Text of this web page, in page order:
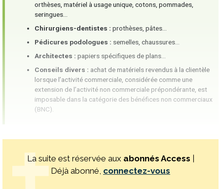
orthèses, matériel à usage unique, cotons, pommades,
seringues...
Chirurgiens-dentistes : prothèses, pâtes...
Pédicures podologues : semelles, chaussures...
Architectes : papiers spécifiques de plans...
Conseils divers : achat de matériels revendus à la clientèle
lorsque l’activité commerciale, considérée comme une
extension de l’activité non commerciale prépondérante, est
imposable dans la catégorie des bénéfices non commerciaux
(BNC).
La suite est réservée aux abonnés Access |
Déjà abonné, connectez-vous